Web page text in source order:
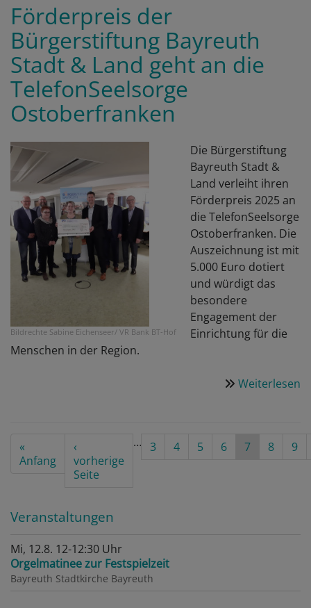
Förderpreis der
Bürgerstiftung Bayreuth
Stadt & Land geht an die
TelefonSeelsorge
Ostoberfranken
Bildrechte Sabine Eichenseer/ VR Bank BT-Hof
Die Bürgerstiftung
Bayreuth Stadt &
Land verleiht ihren
Förderpreis 2025 an
die TelefonSeelsorge
Ostoberfranken. Die
Auszeichnung ist mit
5.000 Euro dotiert
und würdigt das
besondere
Engagement der
Einrichtung für die
Menschen in der Region.
Weiterlesen
Seitennummerierung
First
page
«
Anfang
Vorherige
Seite
‹
vorherige
Seite
… Seite
3 Seite
4 Seite
5 Seite
6
Aktuelle
7 Seite
8 9
Veranstaltungen
Mi, 12.8. 12-12:30 Uhr
Orgelmatinee zur Festspielzeit
Bayreuth Stadtkirche Bayreuth